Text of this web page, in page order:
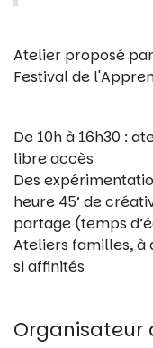
Atelier proposé
Festival de
De 10h à 16h30 :
libre accès
Des
heure 45’ de
partage (temps
Ateliers familles, à
si affinités
Organisateur